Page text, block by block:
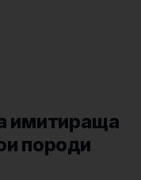
имитираща
породи